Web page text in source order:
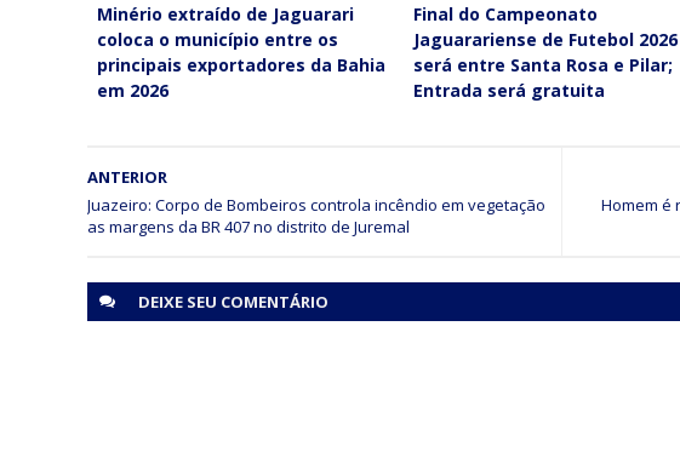
Minério extraído de Jaguarari
coloca o município entre os
principais exportadores da Bahia
em 2026
Final do Campeonato
Jaguarariense de Futebol 2026
será entre Santa Rosa e Pilar;
Entrada será gratuita
Homem é
ANTERIOR
Juazeiro: Corpo de Bombeiros controla incêndio em vegetação
as margens da BR 407 no distrito de Juremal
DEIXE SEU COMENTÁRIO